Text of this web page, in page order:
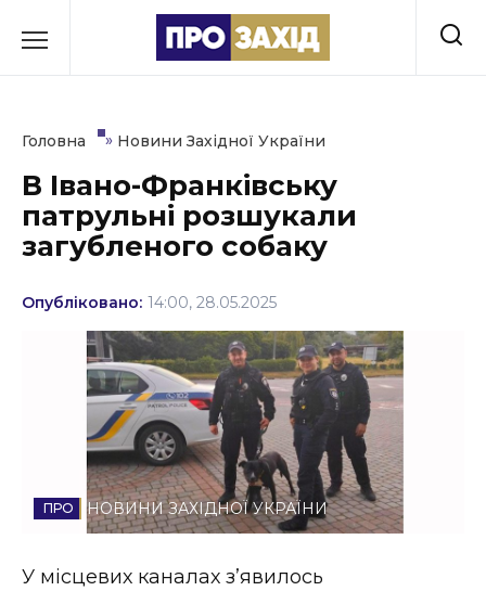
до
Культура
Освіта
Події
Політика
Соціум
Спорт
Стиль життя
Головна » Новини Західної України
В Івано-Франківську
патрульні розшукали
загубленого собаку
Опубліковано: 14:00, 28.05.2025
НОВИНИ ЗАХІДНОЇ УКРАЇНИ
У місцевих каналах зʼявилось